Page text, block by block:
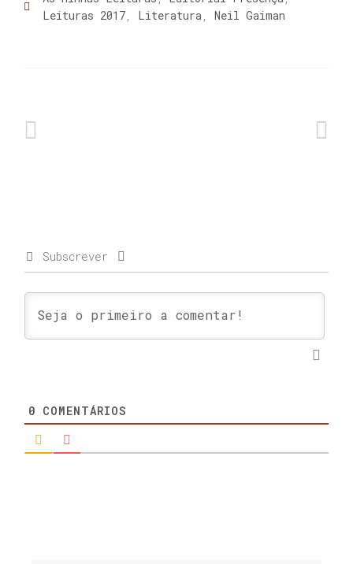
Leituras 2017, Literatura, Neil Gaiman
Subscrever
0 COMENTÁRIOS